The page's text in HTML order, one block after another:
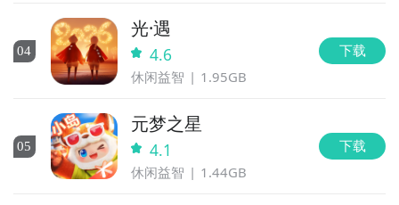
04
光·遇
4.6
休闲益智 1.95GB
下载
05
元梦之星
4.1
休闲益智 1.44GB
下载